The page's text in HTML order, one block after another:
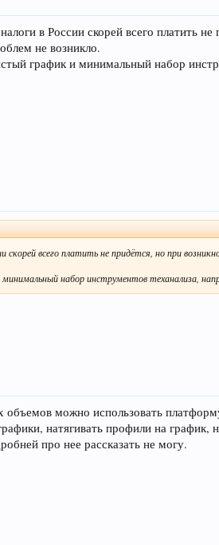
в России скорей всего платить
не возникло.
график и минимальный набор
всего платить не придётся, но при
набор инструментов теханализа,
можно использовать
натягивать профили на график,
про нее рассказать не могу.